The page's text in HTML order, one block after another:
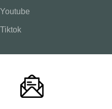
Youtube
Tiktok